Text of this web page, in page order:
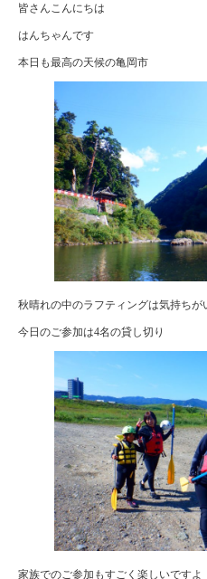
皆さんこんにちは
はんちゃんです
本日も最高の天候の亀岡市
秋晴れの中のラフティングは気持ちが
今日のご参加は4名の貸し切り
家族でのご参加もすごく楽しいですよ